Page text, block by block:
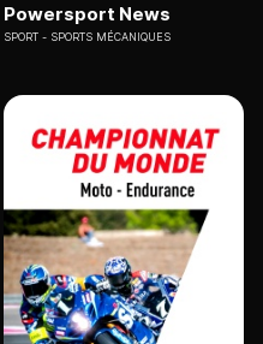
Powersport News
SPORT SPORTS MÉCANIQUES